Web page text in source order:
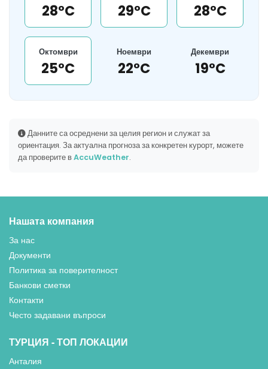
28°C 29°C 28°C
Октомври
25°C
Ноември
22°C
Декември
19°C
Данните са осреднени за целия регион и служат за
ориентация. За актуална прогноза за конкретен курорт, можете
да проверите вAccuWeather.
Нашата компания
За нас
Документи
Политика за поверителност
Банкови сметки
Контакти
Често задавани въпроси
ТУРЦИЯ - ТОП ЛОКАЦИИ
Анталия